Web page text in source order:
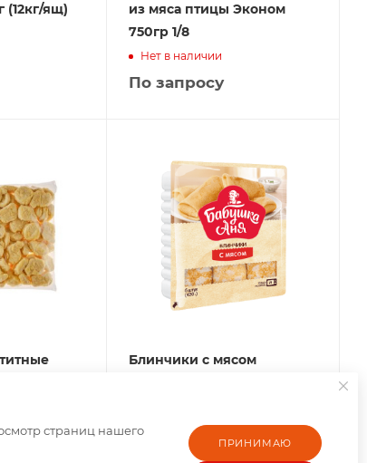
(12кг/ящ)
из мяса птицы Эконом
750гр 1/8
Нет в наличии
По запросу
Блинчики с мясом
По запросу
страниц нашего
ПРИНИМАЮ